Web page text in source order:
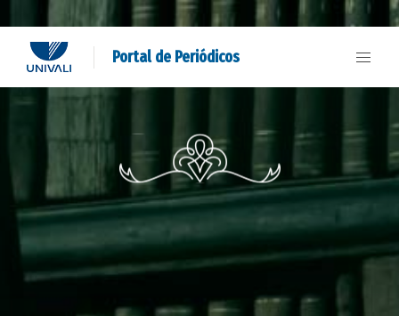
Portal de Periódicos